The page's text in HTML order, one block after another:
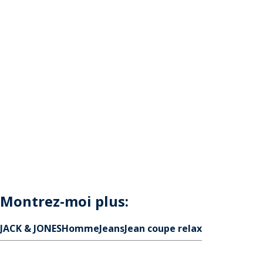
Montrez-moi plus:
JACK & JONESHommeJeansJean coupe relax